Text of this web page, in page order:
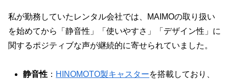
私が勤務していたレンタル会社では、MAIMOの取り扱い
を始めてから「静音性」「使いやすさ」「デザイン性」に
関するポジティブな声が継続的に寄せられていました。
静音性 ： HINOMOTO製キャスターを搭載しており、